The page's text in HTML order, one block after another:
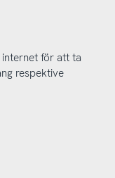
för att ta
respektive